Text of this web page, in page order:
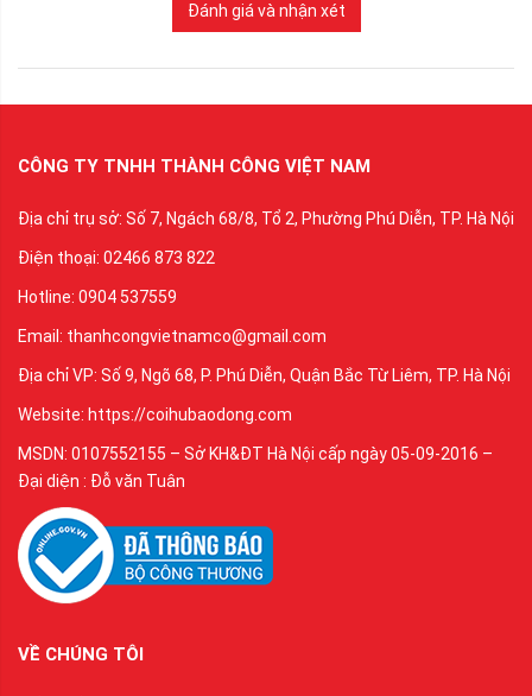
Đánh giá và nhận xét
CÔNG TY TNHH THÀNH CÔNG VIỆT NAM
Địa chỉ trụ sở: Số 7, Ngách 68/8, Tổ 2, Phường Phú Diễn, TP. Hà Nội
Điện thoại: 02466 873 822
Hotline: 0904 537559
Email: thanhcongvietnamco@gmail.com
Địa chỉ VP: Số 9, Ngõ 68, P. Phú Diễn, Quận Bắc Từ Liêm, TP. Hà Nội
Website: https://coihubaodong.com
MSDN: 0107552155 – Sở KH&ĐT Hà Nội cấp ngày 05-09-2016 –
Đại diện : Đỗ văn Tuân
VỀ CHÚNG TÔI